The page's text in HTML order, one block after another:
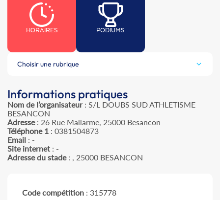
HORAIRES PODIUMS
Choisir une rubrique
Informations pratiques
Nom de l’organisateur: S/L DOUBS SUD ATHLETISME
BESANCON
Adresse: 26 Rue Mallarme, 25000 Besancon
Téléphone 1 : 0381504873
Email : -
Site internet : -
Adresse du stade: , 25000 BESANCON
Code compétition : 315778